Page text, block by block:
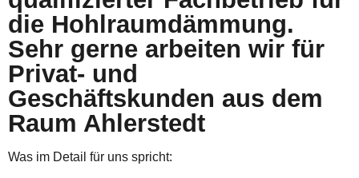
die Hohlraumdämmung.
Sehr gerne arbeiten wir für
Privat- und
Geschäftskunden aus dem
Raum Ahlerstedt
Was im Detail für uns spricht: